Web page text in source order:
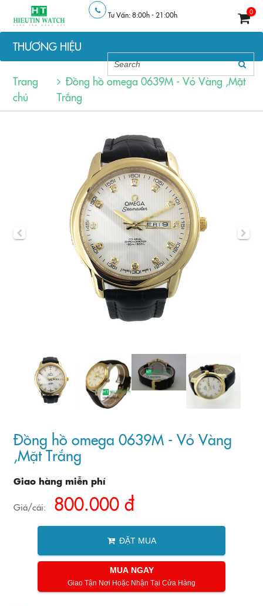
Tư Vấn: 8:00h - 21:00h 0
THƯƠNG HIỆU
Trang
chủ
Đồng hồ omega 0639M - Vỏ Vàng ,Mặt
Trắng
Đồng hồ omega 0639M - Vỏ Vàng
,Mặt Trắng
Giao hàng miễn phí
Giá/cái: 800.000 đ
ĐẶT MUA
MUA NGAY
Giao Tận Nơi Hoặc Nhận Tại Cửa Hàng